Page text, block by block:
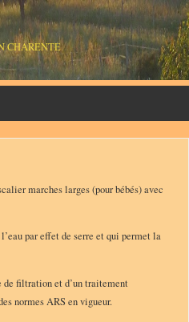
CHARENTE
marches larges (pour bébés) avec
par effet de serre et qui permet la
de filtration et d’un traitement
normes ARS en vigueur.